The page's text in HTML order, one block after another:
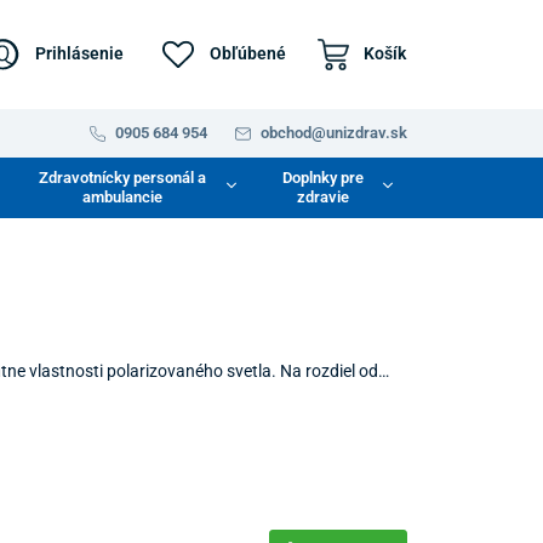
Prihlásenie Obľúbené Košík
0905 684 954 obchod@unizdrav.sk
Zdravotnícky personál a
ambulancie
Doplnky pre
zdravie
vlastnosti polarizovaného svetla. Na rozdiel od
v paralelných rovinách, vďaka čomu preniká hlbšie